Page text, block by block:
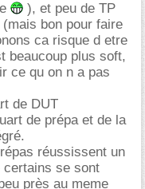
), et peu de TP
bon pour faire
ca risque d etre
beaucoup plus soft,
ce qu on n a pas
de DUT
de prépa et de la
réussissent un
certains se sont
près au meme